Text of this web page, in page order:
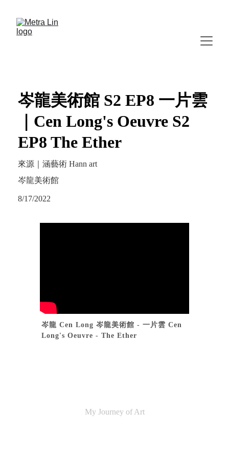
岑龍美術館 S2 EP8 一片雲
｜Cen Long's Oeuvre S2
EP8 The Ether
來源｜涵藝術 Hann art
岑龍美術館
8/17/2022
岑龍 Cen Long 岑龍美術館 - 一片雲 Cen
Long's Oeuvre - The Ether
My Journey of Art